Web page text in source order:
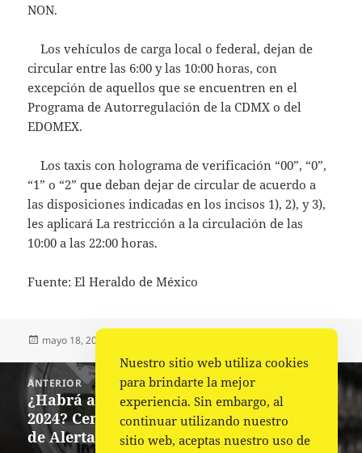
NON.
Los vehículos de carga local o federal, dejan de
circular entre las 6:00 y las 10:00 horas, con
excepción de aquellos que se encuentren en el
Programa de Autorregulación de la CDMX o del
EDOMEX.
Los taxis con holograma de verificación “00”, “0”,
“1” o “2” que deban dejar de circular de acuerdo a
las disposiciones indicadas en los incisos 1), 2), y 3),
les aplicará La restricción a la circulación de las
10:00 a las 22:00 horas.
Fuente: El Heraldo de México
Publicado
mayo 18, 2024
Navegación
entradas
ANTERIOR
Entrada
anterior:
¿Habrá apagones de luz hoy, 18 de mayo
2024? Cenace declara Estado Operativo
de Alerta
Nuestro sitio web utiliza cookies
para brindarte la mejor
experiencia. Sin embargo, al
continuar utilizando nuestro
sitio web, aceptas nuestro uso de